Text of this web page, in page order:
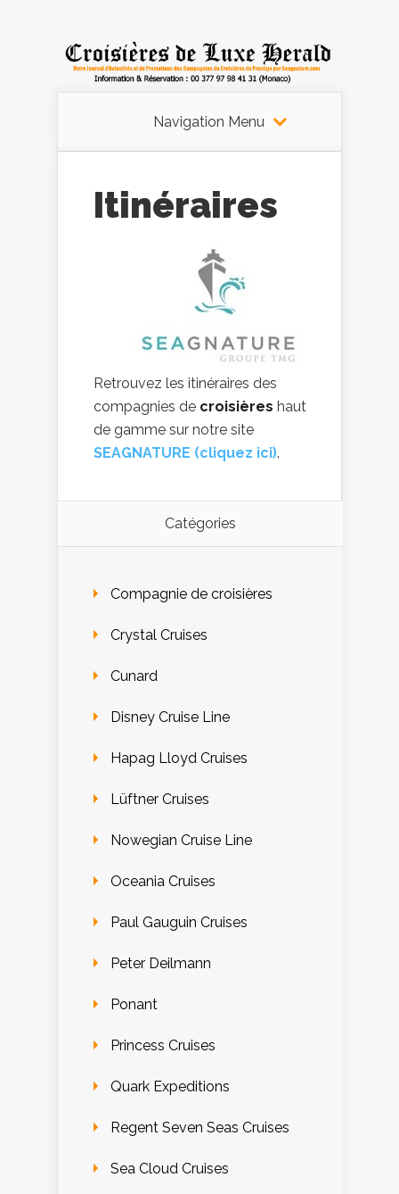
Navigation Menu
Itinéraires
Retrouvez les itinéraires des
compagnies de croisières haut
de gamme sur notre site
SEAGNATURE (cliquez ici).
Catégories
Compagnie de croisières
Crystal Cruises
Cunard
Disney Cruise Line
Hapag Lloyd Cruises
Lüftner Cruises
Nowegian Cruise Line
Oceania Cruises
Paul Gauguin Cruises
Peter Deilmann
Ponant
Princess Cruises
Quark Expeditions
Regent Seven Seas Cruises
Sea Cloud Cruises